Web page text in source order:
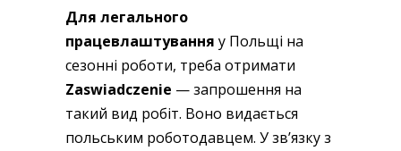
Для легального
працевлаштування у Польщі на
сезонні роботи, треба отримати
Zaswiadczenie — запрошення на
такий вид робіт. Воно видається
польським роботодавцем. У зв’язку з